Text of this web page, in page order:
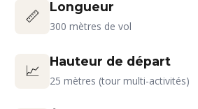
📏 Longueur
300 mètres de vol
📈 Hauteur de départ
25 mètres (tour multi-activités)